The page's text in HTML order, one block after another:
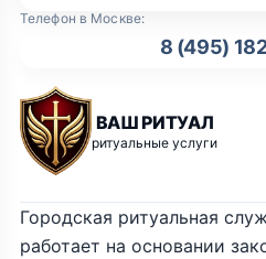
ВАШ РИТУАЛ
ритуальные услуги
Телефон в Москве:
8 (495)
Городская ритуальная
работает на основании